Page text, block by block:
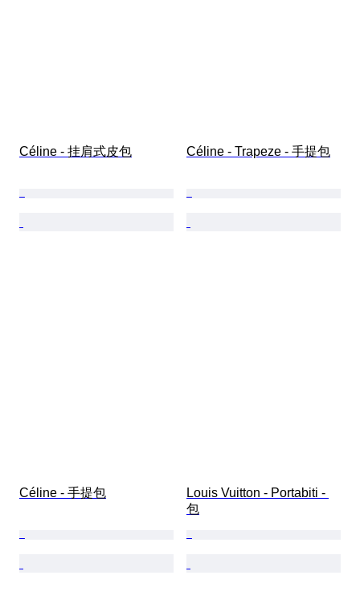
Céline - 挂肩式皮包 Céline - Trapeze - 手提包
Céline - 手提包
Louis Vuitton - Portabiti -
包